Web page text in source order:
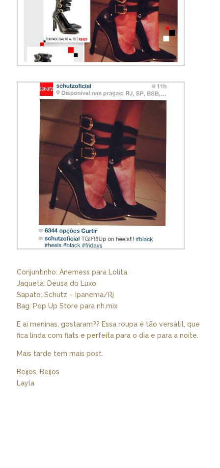
Conjuntinho: Anemess para Lolita
Jaqueta: Deusa do Luxo
Sapato: Schutz – Ipanema/Rj
Bag: Pop Up Store para nh.mix
E aí meninas, gostaram?? Essa roupa é tão versátil, que
fica linda com flats e perfeita para o dia e para a noite.
Mais tarde tem mais post.
Beijos, Beijos
Layla